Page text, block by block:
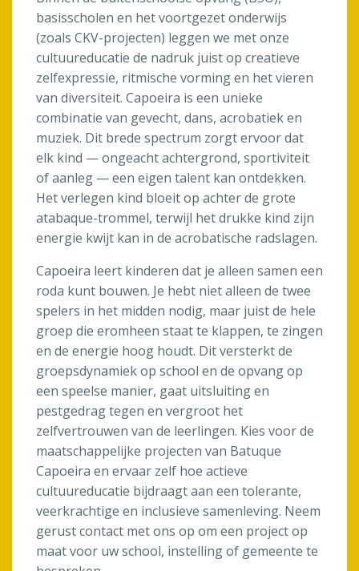
basisscholen en het voortgezet onderwijs
(zoals CKV-projecten) leggen we met onze
cultuureducatie de nadruk juist op creatieve
zelfexpressie, ritmische vorming en het vieren
van diversiteit. Capoeira is een unieke
combinatie van gevecht, dans, acrobatiek en
muziek. Dit brede spectrum zorgt ervoor dat
elk kind — ongeacht achtergrond, sportiviteit
of aanleg — een eigen talent kan ontdekken.
Het verlegen kind bloeit op achter de grote
atabaque-trommel, terwijl het drukke kind zijn
energie kwijt kan in de acrobatische radslagen.
Capoeira leert kinderen dat je alleen samen een
roda kunt bouwen. Je hebt niet alleen de twee
spelers in het midden nodig, maar juist de hele
groep die eromheen staat te klappen, te zingen
en de energie hoog houdt. Dit versterkt de
groepsdynamiek op school en de opvang op
een speelse manier, gaat uitsluiting en
pestgedrag tegen en vergroot het
zelfvertrouwen van de leerlingen. Kies voor de
maatschappelijke projecten van Batuque
Capoeira en ervaar zelf hoe actieve
cultuureducatie bijdraagt aan een tolerante,
veerkrachtige en inclusieve samenleving. Neem
gerust contact met ons op om een project op
maat voor uw school, instelling of gemeente te